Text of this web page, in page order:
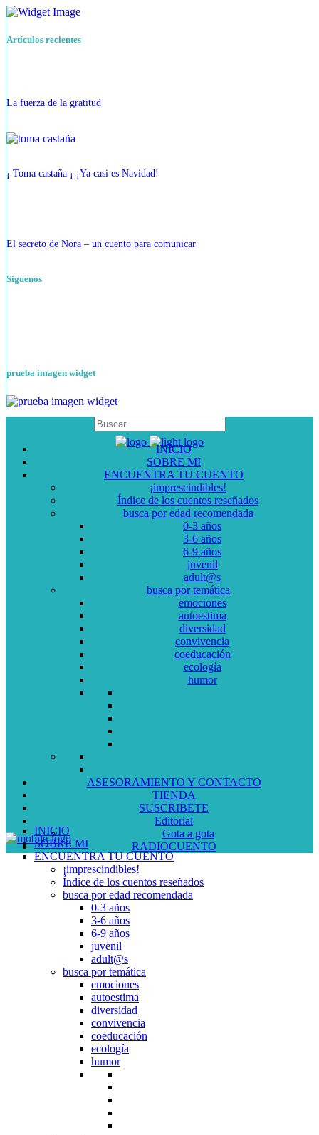
Artículos recientes
La fuerza de la gratitud
¡ Toma castaña ¡ ¡Ya casi es Navidad!
El secreto de Nora – un cuento para comunicar
Siguenos
prueba imagen widget
INICIO
SOBRE MI
ENCUENTRA TU CUENTO
¡imprescindibles!
Índice de los cuentos reseñados
busca por edad recomendada
0-3 años
3-6 años
6-9 años
juvenil
adult@s
busca por temática
emociones
autoestima
diversidad
convivencia
coeducación
ecología
humor
ASESORAMIENTO Y CONTACTO
TIENDA
SUSCRIBETE
Editorial
Gota a gota
RADIOCUENTO
INICIO
SOBRE MI
ENCUENTRA TU CUENTO
¡imprescindibles!
Índice de los cuentos reseñados
busca por edad recomendada
0-3 años
3-6 años
6-9 años
juvenil
adult@s
busca por temática
emociones
autoestima
diversidad
convivencia
coeducación
ecología
humor